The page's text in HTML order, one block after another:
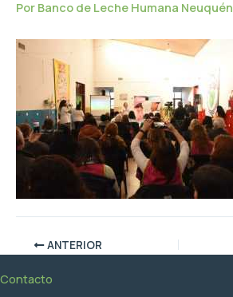
Por Banco de Leche Humana Neuquén
ANTERIOR
Contacto